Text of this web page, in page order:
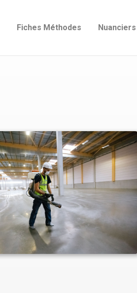
Fiches Méthodes Nuanciers